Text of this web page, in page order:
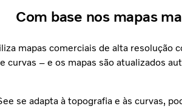
Com base nos mapas
mapas comerciais de alta resolução
curvas – e os mapas são atualizados
se adapta à topografia e às curvas,